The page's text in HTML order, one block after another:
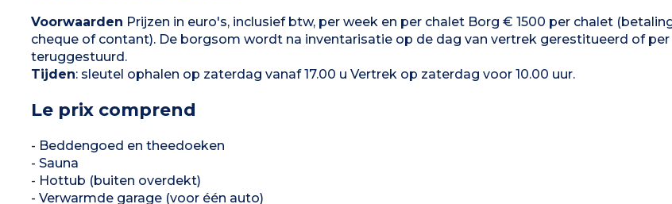
magnetron, koelkast, glaskeramiekplaten, tafel
en stoelen, koffiezetapparaat, broodrooster,
raclettemachines ...Op de 2e verdieping: 2
slaapkamers met elk een tweepersoonsbed van
160 cm Badkamer en een wc 3 slaapkamers
met twee eenpersoonsbedden, waarvan één
met 1 doucheruimte en wc Gedeelde
Buiten overdektBubbelbad
Voorwaarden Prijzen in euro's, inclusief btw, per week en per chalet Borg € 1500 per chalet
cheque of contant). De borgsom wordt na inventarisatie op de dag van vertrek gerestitueerd of
teruggestuurd.
Tijden: sleutel ophalen op zaterdag vanaf 17.00 u Vertrek op zaterdag voor 10.00 uur.
Le prix comprend
- Beddengoed en theedoeken
- Sauna
- Hottub (buiten overdekt)
- Verwarmde garage (voor één auto)